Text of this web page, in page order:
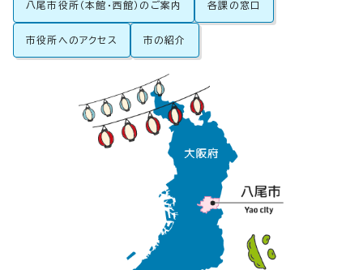
八尾市役所（本館・西館）のご案内 各課の窓口
市役所へのアクセス 市の紹介